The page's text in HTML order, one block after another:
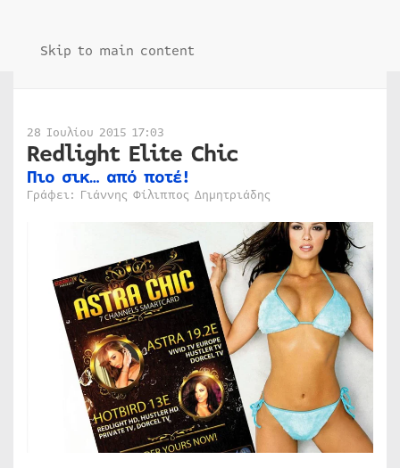
Skip to main content
28 Ιουλίου 2015 17:03
Redlight Elite Chic
Πιο σικ… από ποτέ!
Γράφει: Γιάννης Φίλιππος Δημητριάδης